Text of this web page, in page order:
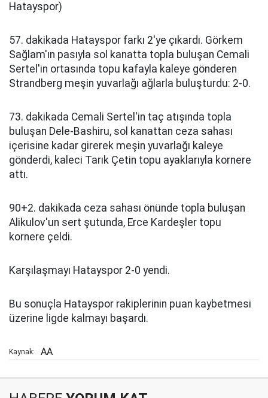
Hatayspor)
57. dakikada Hatayspor farkı 2'ye çıkardı. Görkem
Sağlam'ın pasıyla sol kanatta topla buluşan Cemali
Sertel'in ortasında topu kafayla kaleye gönderen
Strandberg meşin yuvarlağı ağlarla buluşturdu: 2-0.
73. dakikada Cemali Sertel'in taç atışında topla
buluşan Dele-Bashiru, sol kanattan ceza sahası
içerisine kadar girerek meşin yuvarlağı kaleye
gönderdi, kaleci Tarık Çetin topu ayaklarıyla kornere
attı.
90+2. dakikada ceza sahası önünde topla buluşan
Alikulov'un sert şutunda, Erce Kardeşler topu
kornere çeldi.
Karşılaşmayı Hatayspor 2-0 yendi.
Bu sonuçla Hatayspor rakiplerinin puan kaybetmesi
üzerine ligde kalmayı başardı.
Kaynak: AA